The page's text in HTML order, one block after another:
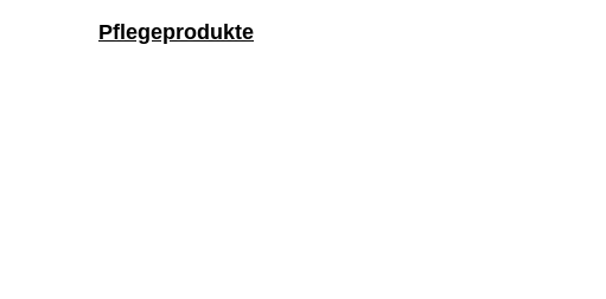
Pflegeprodukte